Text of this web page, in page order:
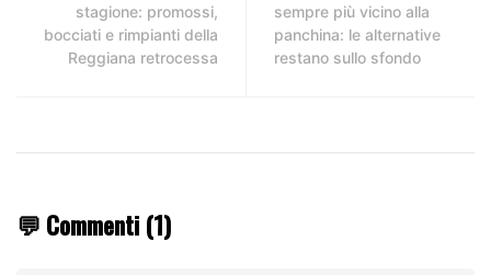
stagione: promossi,
bocciati e rimpianti della
Reggiana retrocessa
sempre più vicino alla
panchina: le alternative
restano sullo sfondo
💬 Commenti (1)